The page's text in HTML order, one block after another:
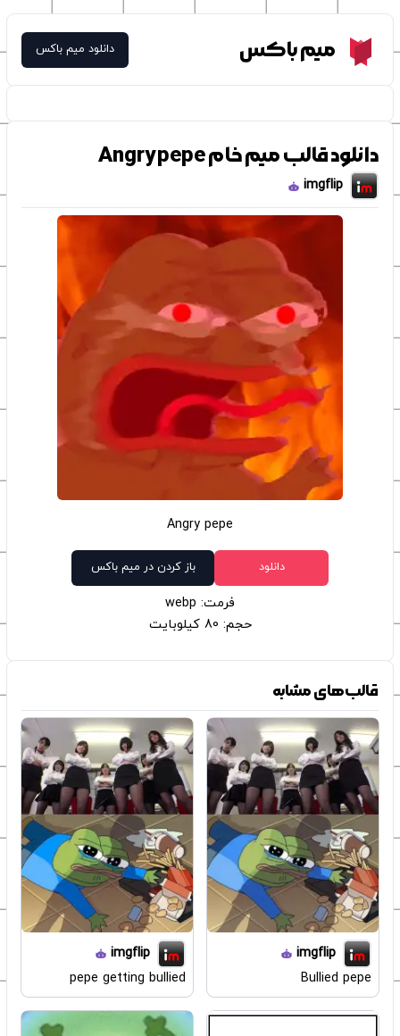
Meme Boxمیم باکس دانلود میم باکس
دانلود قالب میم خام Angry pepe
imgflip
Angry pepe
دانلود باز کردن در میم باکس
فرمت: webp
حجم: 80 کیلوبایت
قالب‌های مشابه
imgflip
Bullied pepe
imgflip
pepe getting bullied